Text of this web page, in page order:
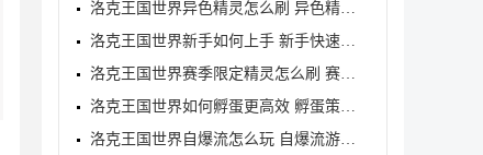
洛克王国世界异色精灵怎么刷 异色精灵高效刷取指南
洛克王国世界新手如何上手 新手快速入门教学
洛克王国世界赛季限定精灵怎么刷 赛季限定奇遇精灵刷
洛克王国世界如何孵蛋更高效 孵蛋策略分享
洛克王国世界自爆流怎么玩 自爆流游玩心得